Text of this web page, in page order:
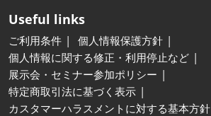
Useful links
ご利用条件
個人情報保護方針
個人情報に関する修正・利用停止など
展示会・セミナー参加ポリシー
特定商取引法に基づく表示
カスタマーハラスメントに対する基本方針